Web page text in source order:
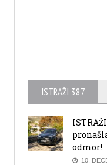
ISTRAŽI 387
odmor!
10.